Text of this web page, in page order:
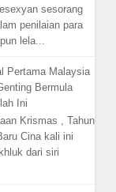
sesorang
penilaian para
lela...
Pertama Malaysia
Bermula
Ini
Krismas , Tahun
Cina kali ini
dari siri